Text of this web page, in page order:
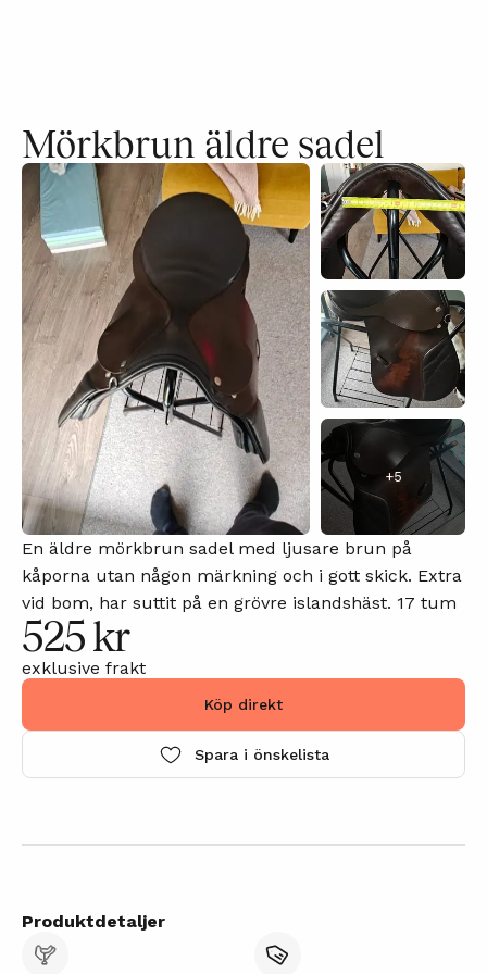
Mörkbrun äldre sadel
+5
En äldre mörkbrun sadel med ljusare brun på
kåporna utan någon märkning och i gott skick. Extra
vid bom, har suttit på en grövre islandshäst. 17 tum
525 kr
exklusive frakt
Köp direkt
Spara i önskelista
Produktdetaljer